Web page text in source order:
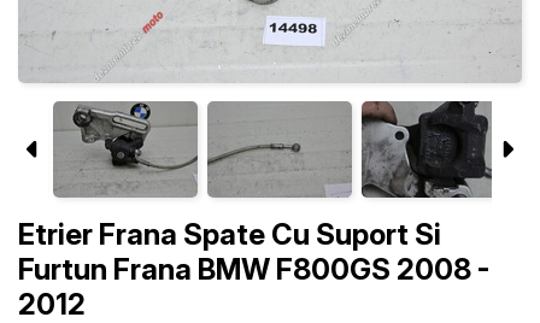
Etrier Frana Spate Cu Suport Si
Furtun Frana BMW F800GS 2008 -
2012